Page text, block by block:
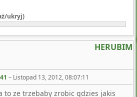
ukryj)
HERUBIM
– Listopad 13, 2012, 08:07:11
to ze trzebaby zrobic gdzies jakis